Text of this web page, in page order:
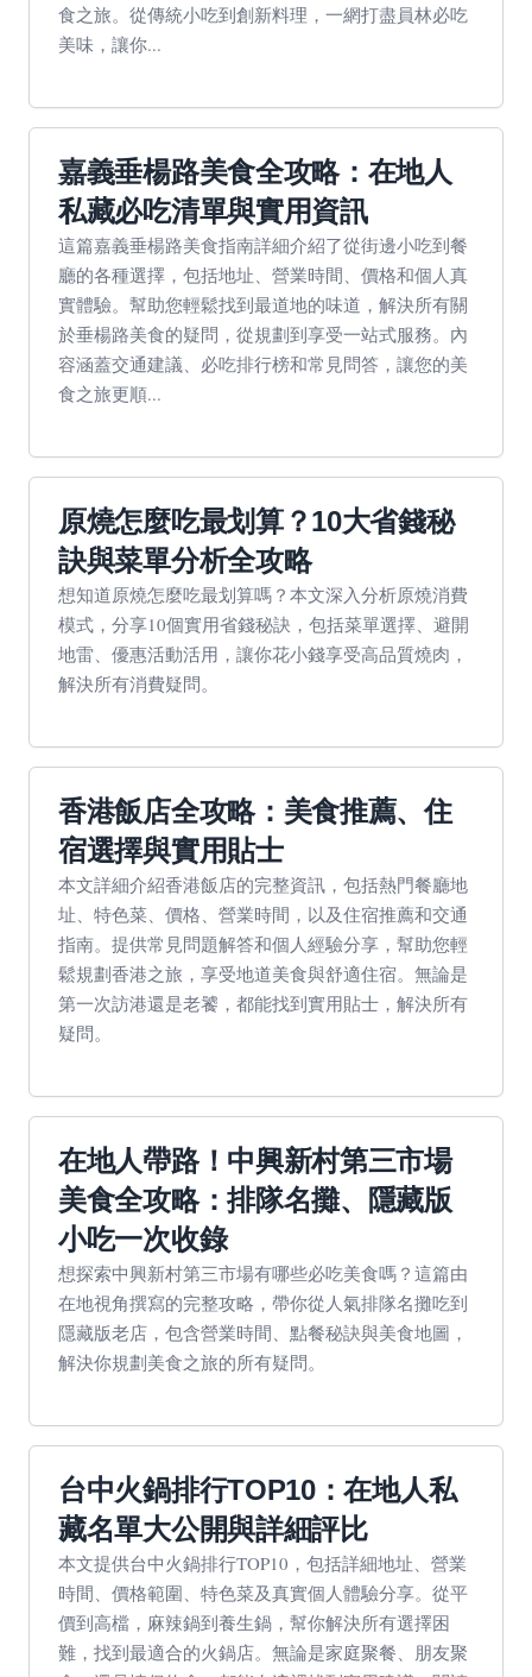
食之旅。從傳統小吃到創新料理，一網打盡員林必吃
美味，讓你...
嘉義垂楊路美食全攻略：在地人
私藏必吃清單與實用資訊
這篇嘉義垂楊路美食指南詳細介紹了從街邊小吃到餐
廳的各種選擇，包括地址、營業時間、價格和個人真
實體驗。幫助您輕鬆找到最道地的味道，解決所有關
於垂楊路美食的疑問，從規劃到享受一站式服務。內
容涵蓋交通建議、必吃排行榜和常見問答，讓您的美
食之旅更順...
原燒怎麼吃最划算？10大省錢秘
訣與菜單分析全攻略
想知道原燒怎麼吃最划算嗎？本文深入分析原燒消費
模式，分享10個實用省錢秘訣，包括菜單選擇、避開
地雷、優惠活動活用，讓你花小錢享受高品質燒肉，
解決所有消費疑問。
香港飯店全攻略：美食推薦、住
宿選擇與實用貼士
本文詳細介紹香港飯店的完整資訊，包括熱門餐廳地
址、特色菜、價格、營業時間，以及住宿推薦和交通
指南。提供常見問題解答和個人經驗分享，幫助您輕
鬆規劃香港之旅，享受地道美食與舒適住宿。無論是
第一次訪港還是老饕，都能找到實用貼士，解決所有
疑問。
在地人帶路！中興新村第三市場
美食全攻略：排隊名攤、隱藏版
小吃一次收錄
想探索中興新村第三市場有哪些必吃美食嗎？這篇由
在地視角撰寫的完整攻略，帶你從人氣排隊名攤吃到
隱藏版老店，包含營業時間、點餐秘訣與美食地圖，
解決你規劃美食之旅的所有疑問。
台中火鍋排行TOP10：在地人私
藏名單大公開與詳細評比
本文提供台中火鍋排行TOP10，包括詳細地址、營業
時間、價格範圍、特色菜及真實個人體驗分享。從平
價到高檔，麻辣鍋到養生鍋，幫你解決所有選擇困
難，找到最適合的火鍋店。無論是家庭聚餐、朋友聚